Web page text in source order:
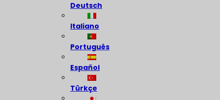
Deutsch
Italiano
Português
Español
Türkçe